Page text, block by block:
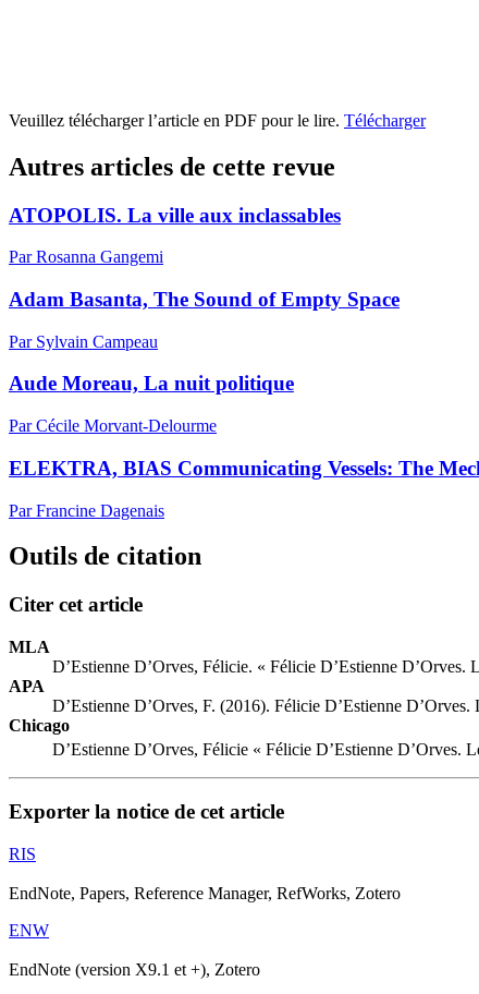
Veuillez télécharger l’article en PDF pour le lire. Télécharger
Autres articles de cette revue
ATOPOLIS. La ville aux inclassables
Par Rosanna Gangemi
Adam Basanta, The Sound of Empty Space
Par Sylvain Campeau
Aude Moreau, La nuit politique
Par Cécile Morvant-Delourme
ELEKTRA, BIAS Communicating Vessels: The
Par Francine Dagenais
Outils de citation
Citer cet article
MLA
D’Estienne D’Orves, Félicie. « Félicie D’Estienne D’Orves.
APA
D’Estienne D’Orves, F. (2016). Félicie D’Estienne D’Orves.
Chicago
D’Estienne D’Orves, Félicie « Félicie D’Estienne D’Orves.
Exporter la notice de cet article
RIS
EndNote, Papers, Reference Manager, RefWorks, Zotero
ENW
EndNote (version X9.1 et +), Zotero